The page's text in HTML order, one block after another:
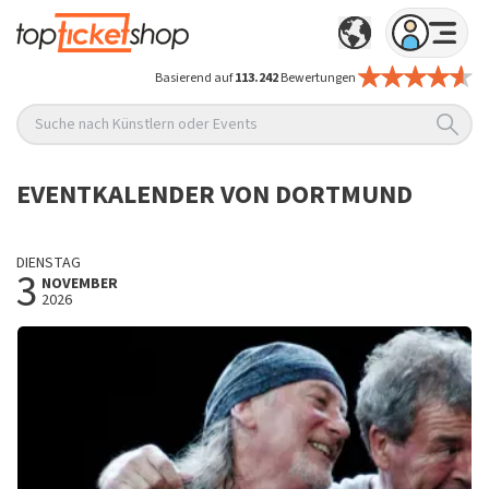
Basierend auf113.242Bewertungen
Suche nach Künstlern oder Events
EVENTKALENDER VON DORTMUND
DIENSTAG
3 NOVEMBER
2026